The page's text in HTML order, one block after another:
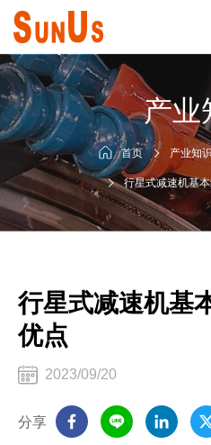
产业
首页 产业知
行星式减速机基
行星式减速机基
优点
2023/09/20
分享